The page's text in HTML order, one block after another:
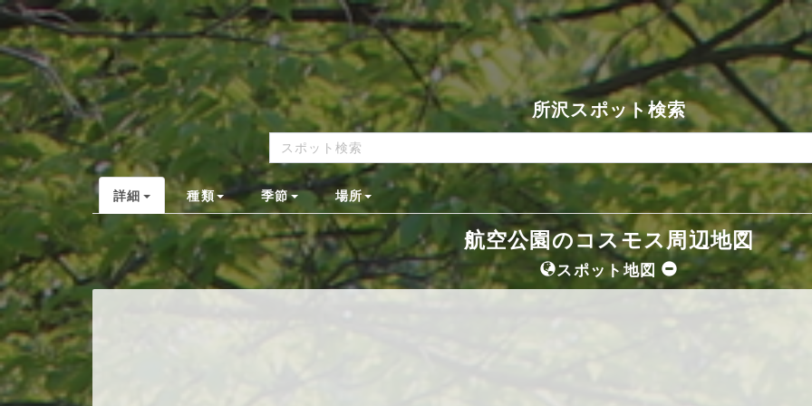
所沢スポット検索
詳細 種類 季節 場所
航空公園のコスモス周辺地図
スポット地図